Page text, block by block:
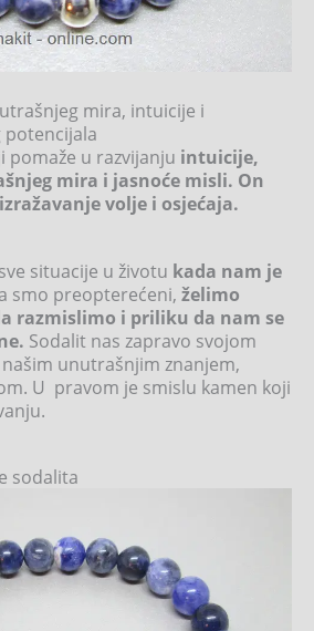
mira, intuicije i
pomaže u razvijanju intuicije,
mira i jasnoće misli. On
volje i osjećaja.
situacije u životu kada nam je
smo preopterećeni, želimo
razmislimo i priliku da nam se
Sodalit nas zapravo svojom
unutrašnjim znanjem,
U pravom je smislu kamen koji
sodalita